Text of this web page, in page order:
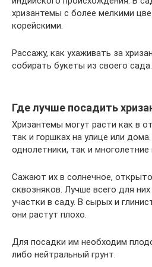
хризантемы с более мелкими
корейскими.
Рассажу, как ухаживать за
собирать букеты из своего сада.
Где лучше посадить
Хризантемы могут расти как в
так и горшках на улице или
однолетники, так и многолетние
Сажают их в солнечное,
сквозняков. Лучше всего для
участки в саду. В сырых и
они растут плохо.
Для посадки им необходим
либо нейтральный грунт.